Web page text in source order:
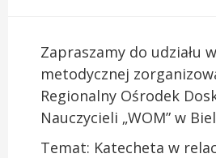
Zapraszamy do udziału
metodycznej
Regionalny Ośrodek
Nauczycieli „WOM” w
Temat: Katecheta w